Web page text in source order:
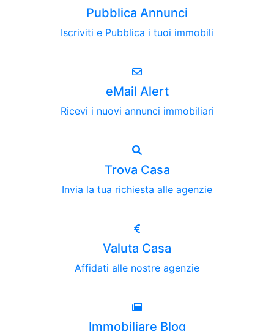
Pubblica Annunci
Iscriviti e Pubblica i tuoi immobili
eMail Alert
Ricevi i nuovi annunci immobiliari
Trova Casa
Invia la tua richiesta alle agenzie
Valuta Casa
Affidati alle nostre agenzie
Immobiliare Blog